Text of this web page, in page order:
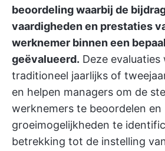
beoordeling waarbij de
vaardigheden en prestaties
werknemer binnen een
geëvalueerd. Deze evaluaties
traditioneel jaarlijks of
en helpen managers om de
werknemers te beoordelen en
groeimogelijkheden te
betrekking tot de instelling